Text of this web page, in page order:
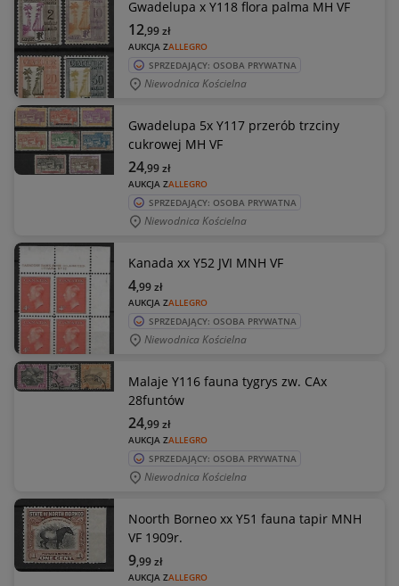
Gwadelupa x Y118 flora palma MH VF
AUKCJA ZALLEGRO
12,99zł
SPRZEDAJĄCY: OSOBA PRYWATNA
Niewodnica Kościelna
Gwadelupa 5x Y117 przerób trzciny
cukrowej MH VF
AUKCJA ZALLEGRO
24,99zł
SPRZEDAJĄCY: OSOBA PRYWATNA
Niewodnica Kościelna
Kanada xx Y52 JVI MNH VF
AUKCJA ZALLEGRO
4,99zł
SPRZEDAJĄCY: OSOBA PRYWATNA
Niewodnica Kościelna
Malaje Y116 fauna tygrys zw. CAx
28funtów
AUKCJA ZALLEGRO
24,99zł
SPRZEDAJĄCY: OSOBA PRYWATNA
Niewodnica Kościelna
Noorth Borneo xx Y51 fauna tapir MNH
VF 1909r.
AUKCJA ZALLEGRO
9,99zł